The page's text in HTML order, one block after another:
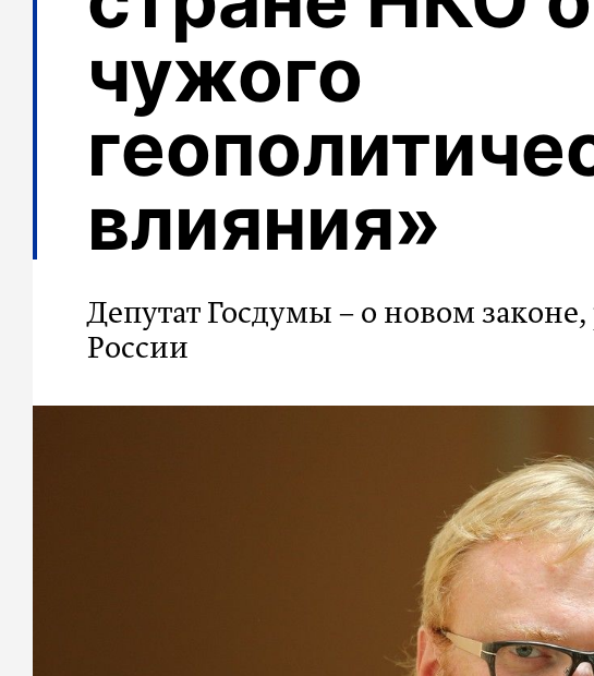
чужого
влияния»
Депутат Госдумы – о новом
России